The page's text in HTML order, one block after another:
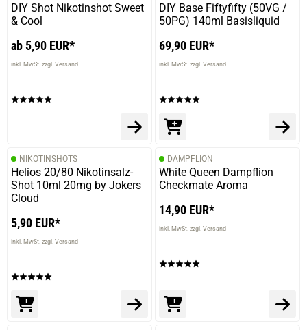
DIY Shot Nikotinshot Sweet
& Cool
ab 5,90 EUR*
inkl. MwSt. zzgl. Versand
DIY Base Fiftyfifty (50VG /
50PG) 140ml Basisliquid
69,90 EUR*
inkl. MwSt. zzgl. Versand
NIKOTINSHOTS
Helios 20/80 Nikotinsalz-
Shot 10ml 20mg by Jokers
Cloud
5,90 EUR*
inkl. MwSt. zzgl. Versand
DAMPFLION
White Queen Dampflion
Checkmate Aroma
14,90 EUR*
inkl. MwSt. zzgl. Versand